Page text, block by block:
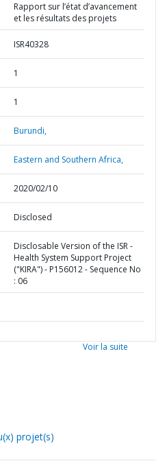
Rapport sur l’état d’avancement
et les résultats des projets
ISR40328
1
1
Burundi,
Eastern and Southern Africa,
2020/02/10
Disclosed
Disclosable Version of the ISR -
Health System Support Project
("KIRA") - P156012 - Sequence No
: 06
Voir la suite
projet(s)